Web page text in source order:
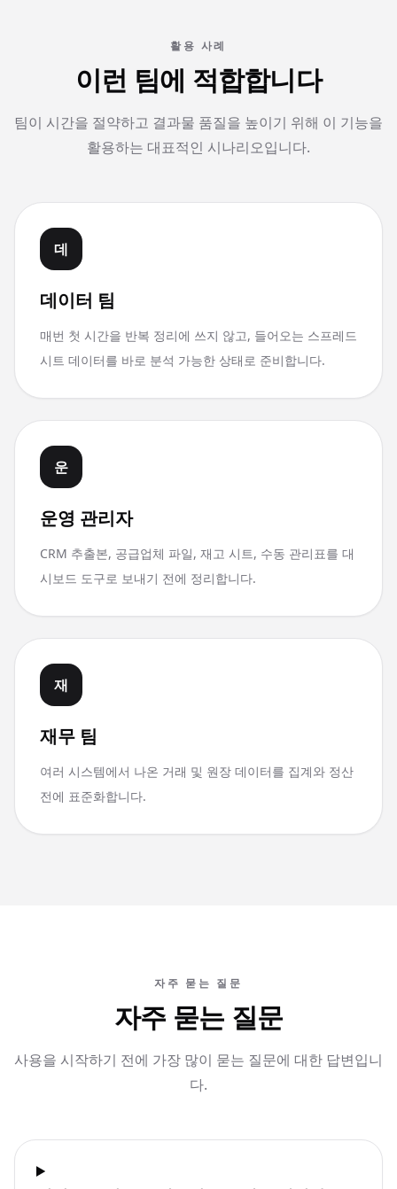
활용 사례
이런 팀에 적합합니다
팀이 시간을 절약하고 결과물 품질을 높이기 위해 이 기능을
활용하는 대표적인 시나리오입니다.
데
데이터 팀
매번 첫 시간을 반복 정리에 쓰지 않고, 들어오는 스프레드
시트 데이터를 바로 분석 가능한 상태로 준비합니다.
운
운영 관리자
CRM 추출본, 공급업체 파일, 재고 시트, 수동 관리표를 대
시보드 도구로 보내기 전에 정리합니다.
재
재무 팀
여러 시스템에서 나온 거래 및 원장 데이터를 집계와 정산
전에 표준화합니다.
자주 묻는 질문
자주 묻는 질문
사용을 시작하기 전에 가장 많이 묻는 질문에 대한 답변입니
다.